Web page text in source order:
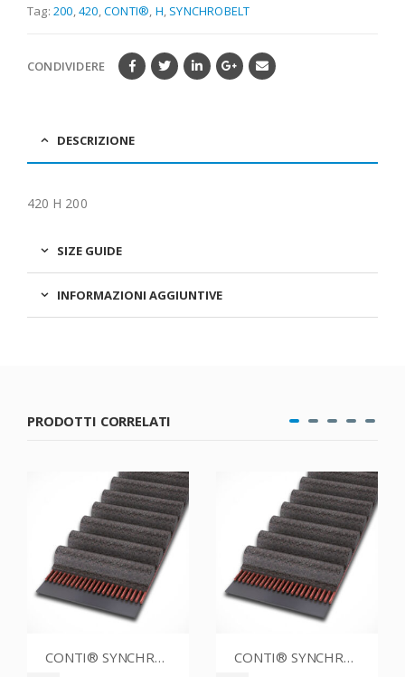
Tag: 200 ,420 ,CONTI® H SYNCHROBELT
CONDIVIDERE
DESCRIZIONE
420 H 200
SIZE GUIDE
INFORMAZIONI AGGIUNTIVE
PRODOTTI CORRELATI
CONTI® SYNCHROBELT 88XL037 CONTI® SYNCHROBELT 70XL CUSTOM